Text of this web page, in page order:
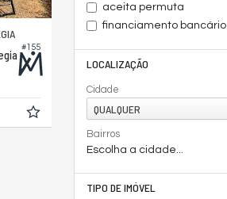
aceita permuta
financiamento bancário
LOCALIZAÇÃO
Cidade
QUALQUER
Bairros
Escolha a cidade...
TIPO DE IMÓVEL
#155